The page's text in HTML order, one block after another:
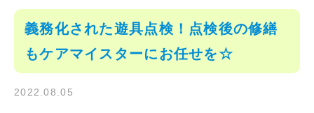
義務化された遊具点検！点検後の修繕
もケアマイスターにお任せを☆
2022.08.05